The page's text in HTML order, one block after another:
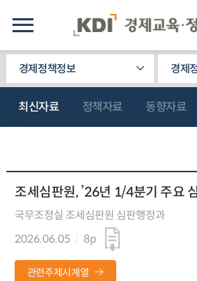
경제정책정보 경제
최신자료 정책자료 동향자료
조세심판원, ’26년 1/4분기 주요
국무조정실 조세심판원 심판행정과
2026.06.05
8p
관련주제시계열